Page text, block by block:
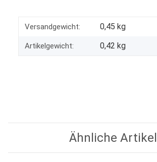
Versandgewicht: 0,45 kg
Artikelgewicht: 0,42 kg
Ähnliche Artikel